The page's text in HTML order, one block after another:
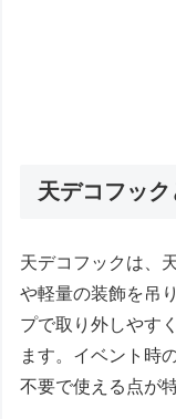
天デコフック
天デコフックは、
や軽量の装飾を吊
プで取り外しやす
ます。イベント時
不要で使える点が